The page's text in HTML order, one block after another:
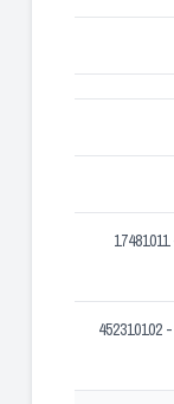
452310102